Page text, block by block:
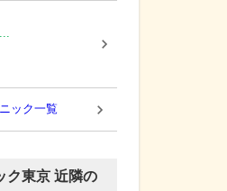
ック一覧
ク東京 近隣の